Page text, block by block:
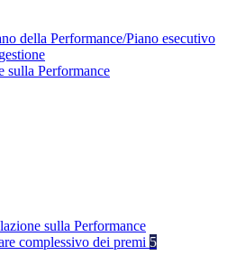
della Performance/Piano esecutivo
sulla Performance
sulla Performance
complessivo dei premi 5